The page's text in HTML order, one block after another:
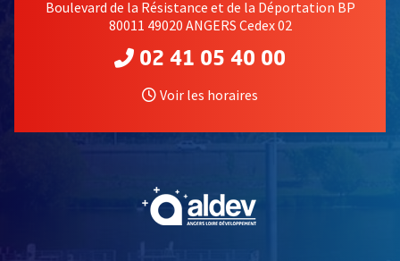
Boulevard de la Résistance et de la Déportation BP
80011 49020 ANGERS Cedex 02
02 41 05 40 00
Voir les horaires